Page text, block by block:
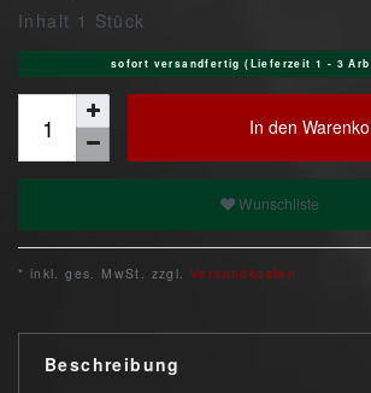
Inhalt 1 Stück
sofort versandfertig (Lieferzeit 1 - 3
In den
Wunschliste
* inkl. ges. MwSt. zzgl. Versandkosten
Beschreibung